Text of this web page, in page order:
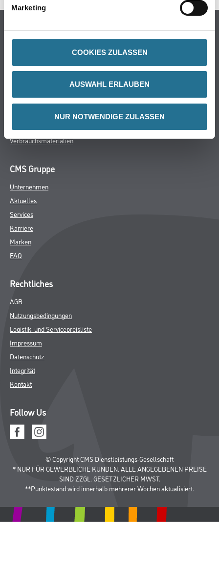
Marketing
COOKIES ZULASSEN
AUSWAHL ERLAUBEN
NUR NOTWENDIGE ZULASSEN
Trockenbau
Putze- und Spachtelmassen
Bodenbeläge
Wand- & Deckenbeläge
Verbrauchsmaterialien
CMS Gruppe
Unternehmen
Aktuelles
Services
Karriere
Marken
FAQ
Rechtliches
AGB
Nutzungsbedingungen
Logistik- und Servicepreisliste
Impressum
Datenschutz
Integrität
Kontakt
Follow Us
© Copyright CMS Dienstleistungs-Gesellschaft
* NUR FÜR GEWERBLICHE KUNDEN. ALLE ANGEGEBENEN PREISE
SIND ZZGL. GESETZLICHER MWST.
**Punktestand wird innerhalb mehrerer Wochen aktualisiert.